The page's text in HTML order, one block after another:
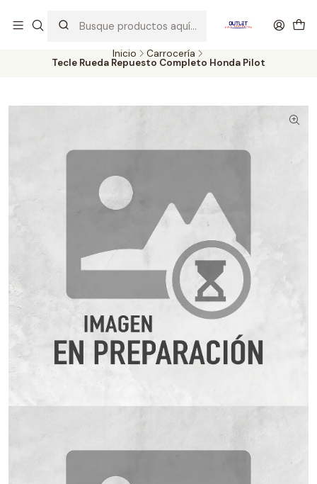
probados con altos estándares de calidad.
Inicio Carrocería
Tecle Rueda Repuesto Completo Honda Pilot